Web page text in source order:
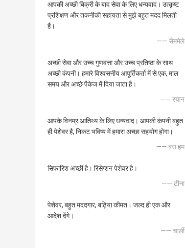
आपकी अच्छी बिक्री के बाद सेवा के लिए धन्यवाद। उत्कृष्ट
प्रशिक्षण और तकनीकी सहायता से मुझे बहुत मदद मिलती
है।
—— सैममेले
अच्छी सेवा और उच्च गुणवत्ता और उच्च प्रतिष्ठा के साथ
अच्छी कंपनी। हमारे विश्वसनीय आपूर्तिकर्ता में से एक, माल
समय और अच्छे पैकेज में दिया जाता है।
—— रयान
आपके विनम्र आतिथ्य के लिए धन्यवाद। आपकी कंपनी बहुत
ही पेशेवर है, निकट भविष्य में हमारा अच्छा सहयोग होगा।
—— बस हम
सिफारिश अच्छी है। रिसेप्शन पेशेवर है।
—— टीना
पेशेवर, बहुत मददगार, बढ़िया कीमत। जल्द ही एक और
आदेश देंगे।
—— चार्ली